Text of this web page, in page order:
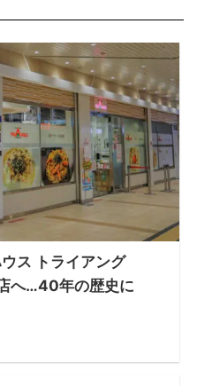
ス トライアング
へ…40年の歴史に